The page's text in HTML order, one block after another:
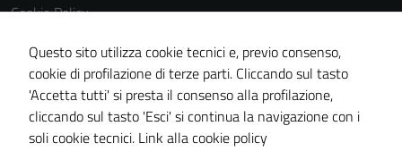
Cookie Policy
Dichiarazione di accessibilità
Piano di miglioramento del sito
Statistiche sito web
Questo sito utilizza cookie tecnici e, previo consenso,
cookie di profilazione di terze parti. Cliccando sul tasto
'Accetta tutti' si presta il consenso alla profilazione,
cliccando sul tasto 'Esci' si continua la navigazione con i
soli cookie tecnici. Link alla cookie policy
disabilitati.
Questi cookie
non raccolgono
informazioni
personali.